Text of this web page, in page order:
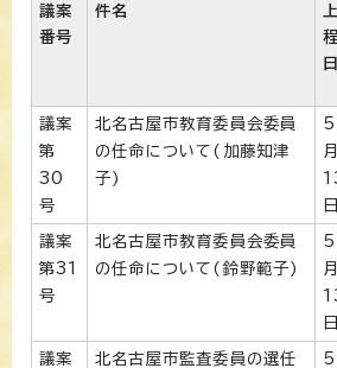
議案
番号
件名
上
程
日
議案
第
30
号
北名古屋市教育委員会委員
の任命について(加藤知津
子)
5
月
日
議案
第31
号
北名古屋市教育委員会委員
の任命について(鈴野範子)
5
月
日
議案
北名古屋市監査委員の選任
5